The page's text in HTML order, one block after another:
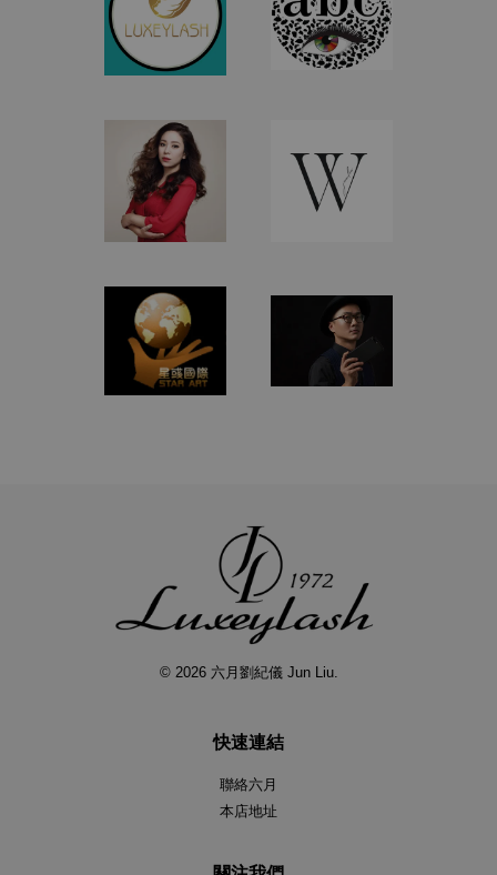
© 2026 六月劉紀儀 Jun Liu.
快速連結
聯絡六月
本店地址